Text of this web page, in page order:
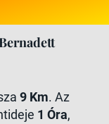
9 Km. Az
1 Óra,